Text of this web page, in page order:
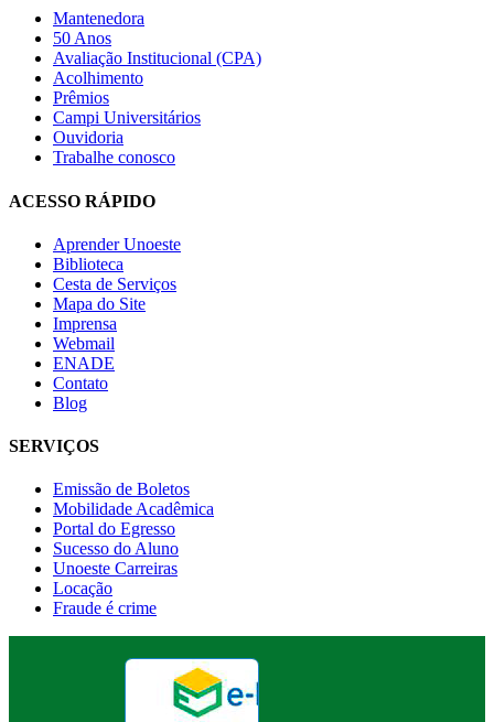
Mantenedora
50 Anos
Avaliação Institucional (CPA)
Acolhimento
Prêmios
Campi Universitários
Ouvidoria
Trabalhe conosco
ACESSO RÁPIDO
Aprender Unoeste
Biblioteca
Cesta de Serviços
Mapa do Site
Imprensa
Webmail
ENADE
Contato
Blog
SERVIÇOS
Emissão de Boletos
Mobilidade Acadêmica
Portal do Egresso
Sucesso do Aluno
Unoeste Carreiras
Locação
Fraude é crime